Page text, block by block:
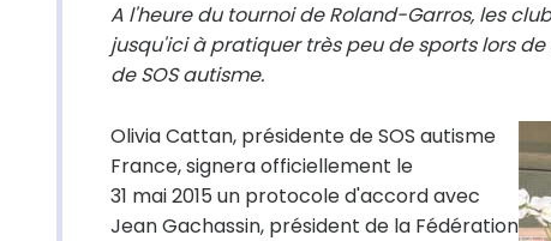
A l'heure du tournoi de Roland-Garros, les
jusqu'ici à pratiquer très peu de sports lors
de SOS autisme.
Olivia Cattan, présidente de SOS autisme
France, signera officiellement le
31 mai 2015 un protocole d'accord avec
Jean Gachassin, président de la Fédération